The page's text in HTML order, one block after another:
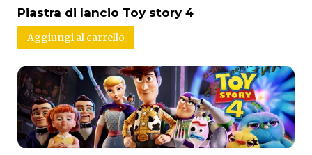
Piastra di lancio Toy story 4
Aggiungi al carrello